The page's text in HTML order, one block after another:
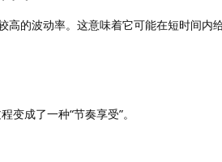
的波动率。这意味着它可能在短时间内
成了一种“节奏享受”。